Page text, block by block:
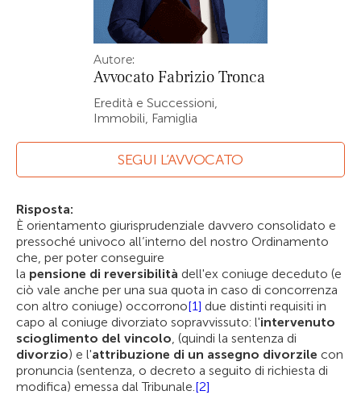
Autore:
Avvocato Fabrizio Tronca
Eredità e Successioni,
Immobili, Famiglia
SEGUI L’AVVOCATO
Risposta:
È orientamento giurisprudenziale davvero consolidato e
pressoché univoco all’interno del nostro Ordinamento
che, per poter conseguire
la pensione di reversibilità dell'ex coniuge deceduto (e
ciò vale anche per una sua quota in caso di concorrenza
con altro coniuge) occorrono[1] due distinti requisiti in
capo al coniuge divorziato sopravvissuto: l'intervenuto
scioglimento del vincolo, (quindi la sentenza di
divorzio) e l'attribuzione di un assegno divorzile con
pronuncia (sentenza, o decreto a seguito di richiesta di
modifica) emessa dal Tribunale.[2]